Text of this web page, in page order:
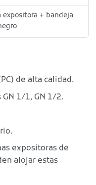
expositora + bandeja
de alta calidad.
1/1, GN 1/2.
expositoras de
alojar estas